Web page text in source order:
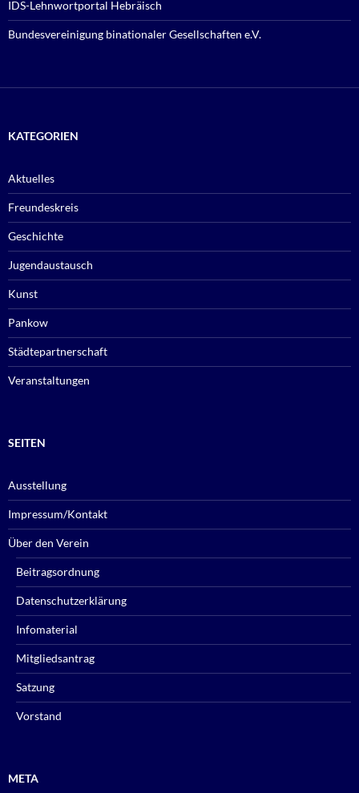
IDS-Lehnwortportal Hebräisch
Bundesvereinigung binationaler Gesellschaften e.V.
KATEGORIEN
Aktuelles
Freundeskreis
Geschichte
Jugendaustausch
Kunst
Pankow
Städtepartnerschaft
Veranstaltungen
SEITEN
Ausstellung
Impressum/Kontakt
Über den Verein
Beitragsordnung
Datenschutzerklärung
Infomaterial
Mitgliedsantrag
Satzung
Vorstand
META